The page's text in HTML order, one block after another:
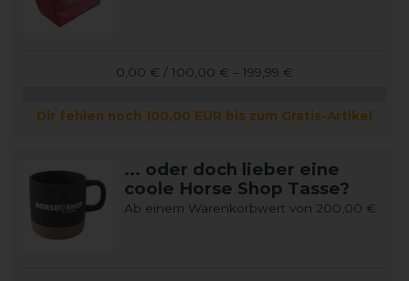
0,00 € / 100,00 € – 199,99 €
Dir fehlen noch 100,00 EUR bis zum Gratis-Artikel
... oder doch lieber eine
coole Horse Shop Tasse?
Ab einem Warenkorbwert von 200,00 €